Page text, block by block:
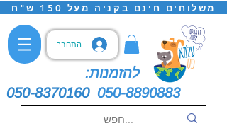
משלוחים חינם בקניה מעל 150 ש"ח
התחבר
להזמנות:
050-8370160 050-8890883